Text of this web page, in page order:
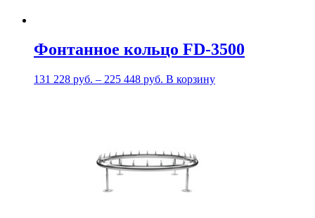
Фонтанное кольцо FD-3500
131 228 руб. – 225 448 руб. В корзину